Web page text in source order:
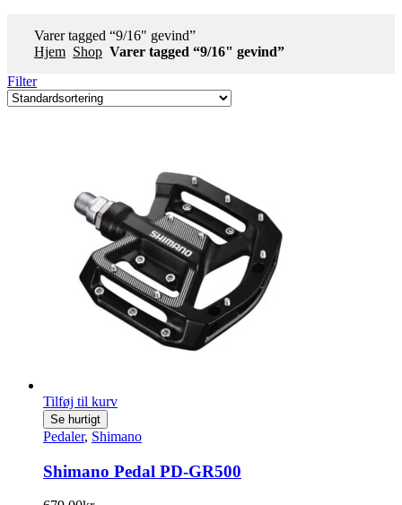
Varer tagged “9/16" gevind”
Hjem Shop Varer tagged “9/16" gevind”
Filter
Tilføj til kurv
Se hurtigt
Pedaler, Shimano
Shimano Pedal PD-GR500